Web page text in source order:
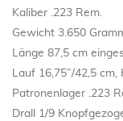
Kaliber .223 Rem.
Gewicht 3.650
Länge 87,5 cm
Lauf 16,75″/42,5
Patronenlager .223
Drall 1/9